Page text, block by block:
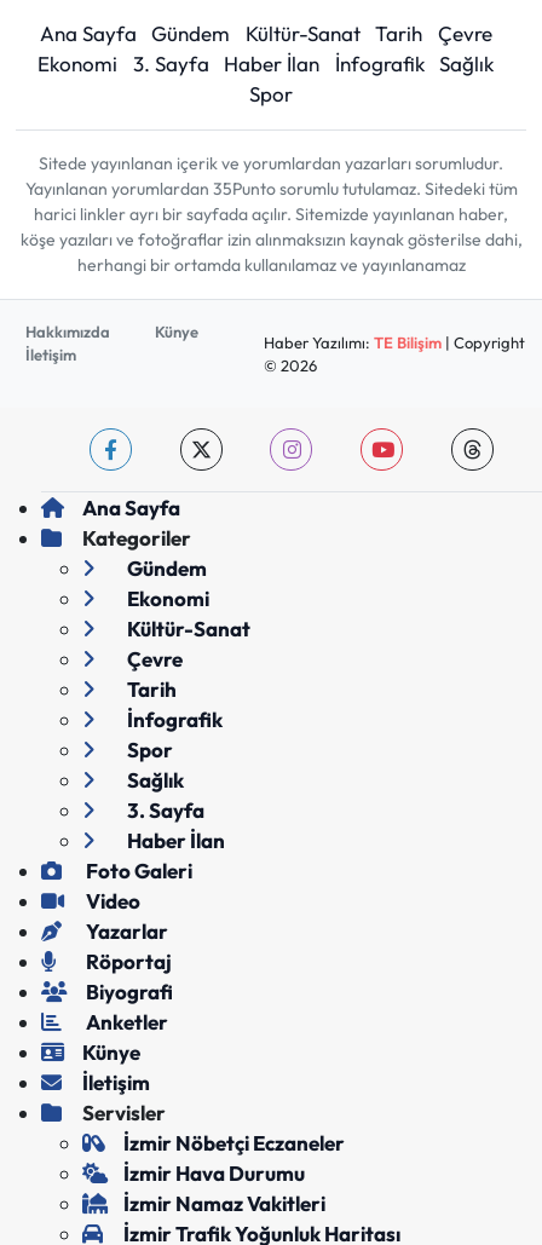
Ana Sayfa Gündem Kültür-Sanat Tarih
Çevre
Ekonomi
3. Sayfa Haber İlan İnfografik Sağlık
Spor
Sitede yayınlanan içerik ve yorumlardan yazarları sorumludur.
Yayınlanan yorumlardan 35Punto sorumlu tutulamaz. Sitedeki tüm
harici linkler ayrı bir sayfada açılır. Sitemizde yayınlanan haber,
köşe yazıları ve fotoğraflar izin alınmaksızın kaynak gösterilse dahi,
herhangi bir ortamda kullanılamaz ve yayınlanamaz
Hakkımızda
Künye
İletişim
Haber Yazılımı: TE Bilişim| Copyright
© 2026
Ana Sayfa
Kategoriler
Gündem
Ekonomi
Kültür-Sanat
Çevre
Tarih
İnfografik
Spor
Sağlık
3. Sayfa
Haber İlan
Foto Galeri
Video
Yazarlar
Röportaj
Biyografi
Anketler
Künye
İletişim
Servisler
İzmir Nöbetçi Eczaneler
İzmir Hava Durumu
İzmir Namaz Vakitleri
İzmir Trafik Yoğunluk Haritası